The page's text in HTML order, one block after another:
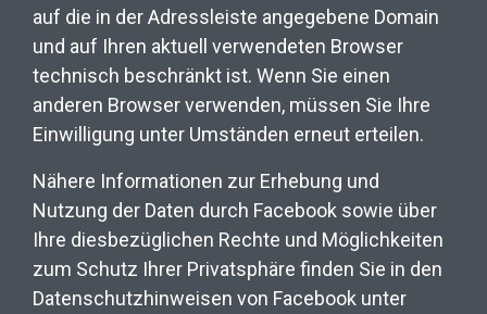
auf die in der Adressleiste angegebene Domain
und auf Ihren aktuell verwendeten Browser
technisch beschränkt ist. Wenn Sie einen
anderen Browser verwenden, müssen Sie Ihre
Einwilligung unter Umständen erneut erteilen.
Nähere Informationen zur Erhebung und
Nutzung der Daten durch Facebook sowie über
Ihre diesbezüglichen Rechte und Möglichkeiten
zum Schutz Ihrer Privatsphäre finden Sie in den
Datenschutzhinweisen von Facebook unter